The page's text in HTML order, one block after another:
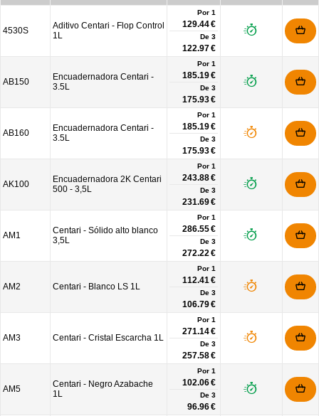
4530S
Aditivo Centari - Flop Control
1L
Por 1
129.44 €
De 3
122.97 €
AB150
Encuadernadora Centari -
3.5L
Por 1
185.19 €
De 3
175.93 €
AB160
Encuadernadora Centari -
3.5L
Por 1
185.19 €
De 3
175.93 €
AK100
Encuadernadora 2K Centari
500 - 3,5L
Por 1
243.88 €
De 3
231.69 €
AM1
Centari - Sólido alto blanco
3,5L
Por 1
286.55 €
De 3
272.22 €
AM2 Centari - Blanco LS 1L
Por 1
112.41 €
De 3
106.79 €
AM3 Centari - Cristal Escarcha 1L
Por 1
271.14 €
De 3
257.58 €
AM5
Centari - Negro Azabache
1L
Por 1
102.06 €
De 3
96.96 €